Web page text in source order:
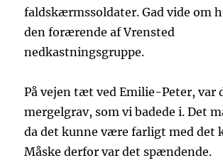
faldskærmssoldater. Gad vide om
den forærende af Vrensted
nedkastningsgruppe.
På vejen tæt ved Emilie-Peter, var
mergelgrav, som vi badede i. Det
da det kunne være farligt med det
Måske derfor var det spændende.